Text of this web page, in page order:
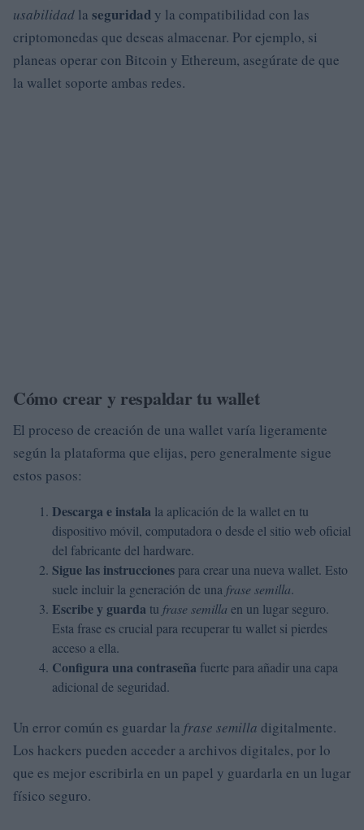
usabilidad la seguridad y la compatibilidad con las
criptomonedas que deseas almacenar. Por ejemplo, si
planeas operar con Bitcoin y Ethereum, asegúrate de que
la wallet soporte ambas redes.
Cómo crear y respaldar tu wallet
El proceso de creación de una wallet varía ligeramente
según la plataforma que elijas, pero generalmente sigue
estos pasos:
Descarga e instala la aplicación de la wallet en tu
dispositivo móvil, computadora o desde el sitio web oficial
del fabricante del hardware.
Sigue las instrucciones para crear una nueva wallet. Esto
suele incluir la generación de una frase semilla.
Escribe y guarda tu frase semilla en un lugar seguro.
Esta frase es crucial para recuperar tu wallet si pierdes
acceso a ella.
Configura una contraseña fuerte para añadir una capa
adicional de seguridad.
Un error común es guardar la frase semilla digitalmente.
Los hackers pueden acceder a archivos digitales, por lo
que es mejor escribirla en un papel y guardarla en un lugar
físico seguro.